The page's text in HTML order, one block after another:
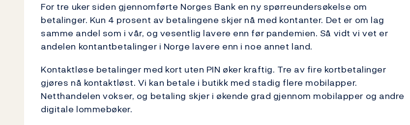
For tre uker siden gjennomførte Norges Bank en ny spørreundersøkelse om
betalinger. Kun 4 prosent av betalingene skjer nå med kontanter. Det er om lag
samme andel som i vår, og vesentlig lavere enn før pandemien. Så vidt vi vet er
andelen kontantbetalinger i Norge lavere enn i noe annet land.
Kontaktløse betalinger med kort uten PIN øker kraftig. Tre av fire kortbetalinger
gjøres nå kontaktløst. Vi kan betale i butikk med stadig flere mobilapper.
Netthandelen vokser, og betaling skjer i økende grad gjennom mobilapper og andre
digitale lommebøker.